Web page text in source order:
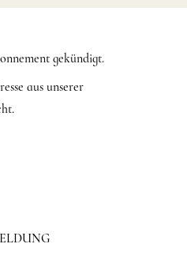
gekündigt.
aus unserer